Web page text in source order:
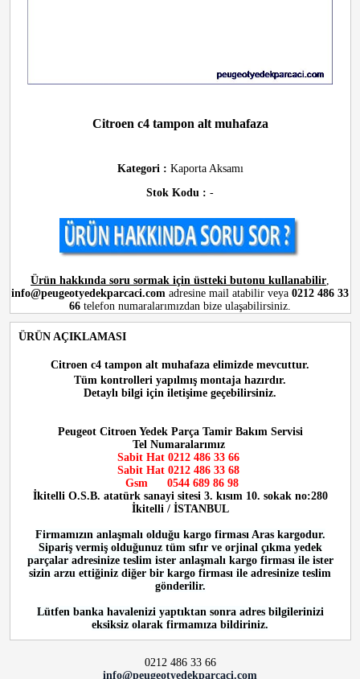
Citroen c4 tampon alt muhafaza
Kategori : Kaporta Aksamı
Stok Kodu : -
Ürün hakkında soru sormak için üstteki butonu kullanabilir
info@peugeotyedekparcaci.com adresine mail atabilir veya 0212 486 33
66 telefon numaralarımızdan bize ulaşabilirsiniz.
ÜRÜN AÇIKLAMASI
Citroen c4 tampon alt muhafaza elimizde mevcuttur.
Tüm kontrolleri yapılmış montaja hazırdır.
Detaylı bilgi için iletişime geçebilirsiniz.
Peugeot Citroen Yedek Parça Tamir Bakım Servisi
Tel Numaralarımız
Sabit Hat 0212 486 33 66
Sabit Hat 0212 486 33 68
Gsm 0544 689 86 98
İkitelli O.S.B. atatürk sanayi sitesi 3. kısım 10. sokak no:280
İkitelli / İSTANBUL
Firmamızın anlaşmalı olduğu kargo firması Aras kargodur.
Sipariş vermiş olduğunuz tüm sıfır ve orjinal çıkma yedek
parçalar adresinize teslim ister anlaşmalı kargo firması ile ister
sizin arzu ettiğiniz diğer bir kargo firması ile adresinize teslim
gönderilir.
Lütfen banka havalenizi yaptıktan sonra adres bilgilerinizi
eksiksiz olarak firmamıza bildiriniz.
0212 486 33 66
info@peugeotyedekparcaci.com